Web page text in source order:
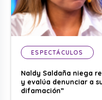
ESPECTÁCULOS
Naldy Saldaña niega
y evalúa denunciar a
difamación”